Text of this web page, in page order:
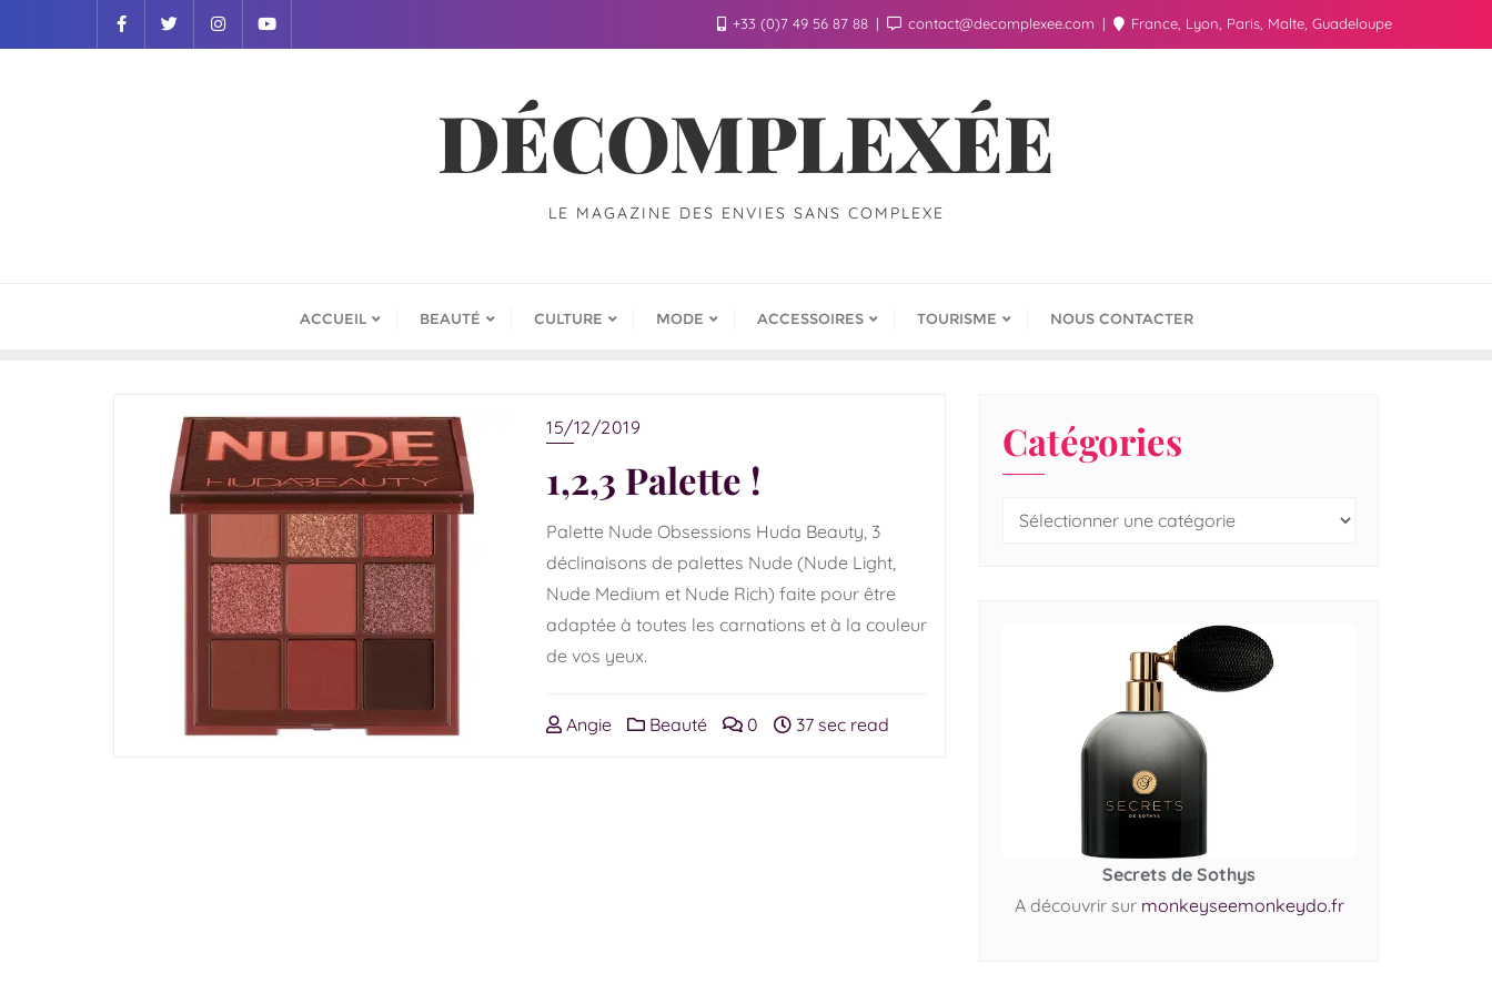
+33 (0)7 49 56 87 88 contact@decomplexee.com France, Lyon, Paris, Malte, Guadeloupe
DÉCOMPLEXÉE
LE MAGAZINE DES ENVIES SANS COMPLEXE
ACCUEIL BEAUTÉ CULTURE MODE ACCESSOIRES TOURISME NOUS CONTACTER
15/12/2019
1,2,3 Palette !
Palette Nude Obsessions Huda Beauty, 3
déclinaisons de palettes Nude (Nude Light,
Nude Medium et Nude Rich) faite pour être
adaptée à toutes les carnations et à la couleur
de vos yeux.
Angie Beauté 0 37 sec read
Catégories
Secrets de Sothys
A découvrir sur monkeyseemonkeydo.fr